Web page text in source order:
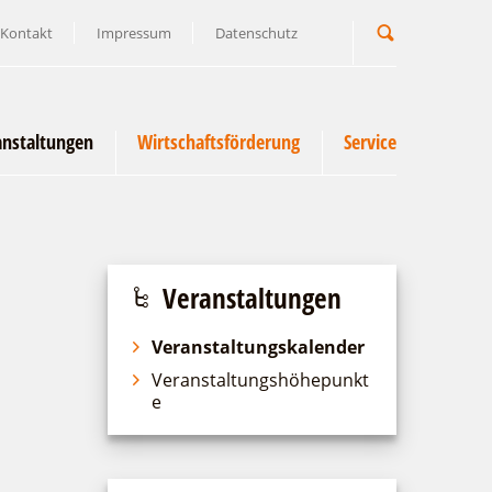
Kontakt Impressum Datenschutz
Wirtschaftsförderung Service
Veranstaltungen
Veranstaltungskalender
Veranstaltungshöhepunkt
e